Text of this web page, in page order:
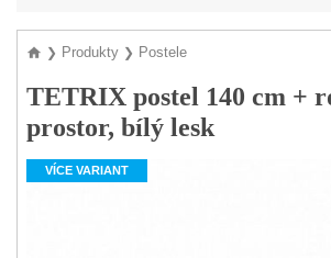
❯ Produkty ❯ Postele
TETRIX postel 140 cm +
prostor, bílý lesk
VÍCE VARIANT